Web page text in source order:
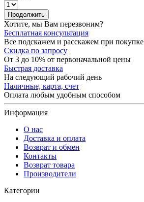
Продолжить
Хотите, мы Вам перезвоним?
Бесплатная консультация
Все подскажем и расскажем при покупке
Скидка по запросу
От 3 до 10% от первоначальной цены
Быстрая доставка
На следующий рабочий день
Наличные, карта, счет
Оплата любым удобным способом
Информация
О нас
Доставка и оплата
Возврат и обмен
Контакты
Возврат товара
Производители
Категории